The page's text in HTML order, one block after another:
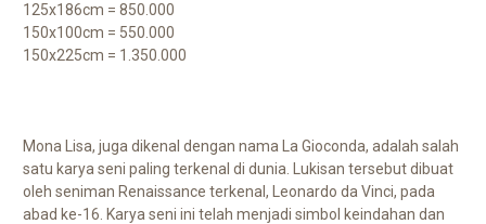
125x186cm = 850.000
150x100cm = 550.000
150x225cm = 1.350.000
Mona Lisa, juga dikenal dengan nama La Gioconda, adalah salah
satu karya seni paling terkenal di dunia. Lukisan tersebut dibuat
oleh seniman Renaissance terkenal, Leonardo da Vinci, pada
abad ke-16. Karya seni ini telah menjadi simbol keindahan dan